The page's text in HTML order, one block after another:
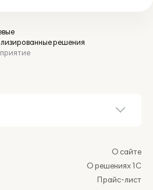
решения
О сайте
О решениях 1С
Прайс-лист